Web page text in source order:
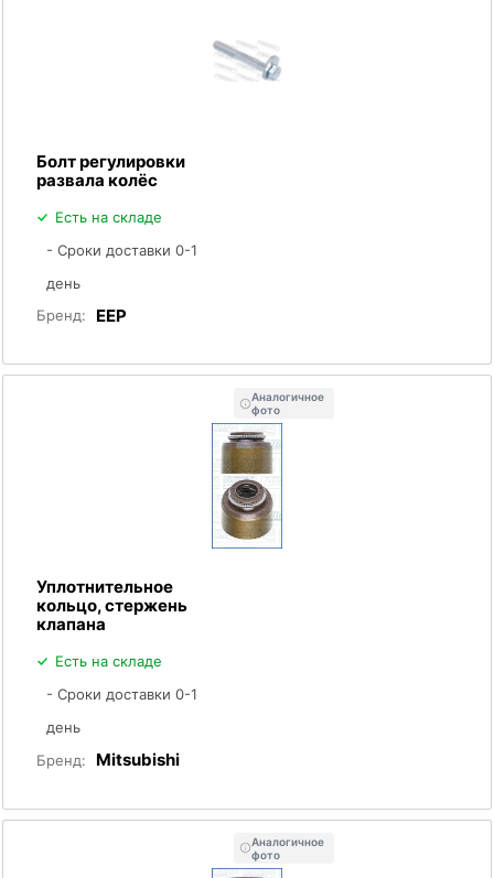
Болт регулировки
развала колёс
Есть на складе
- Сроки доставки 0-1
день
Бренд:
EEP
Аналогичное
фото
Уплотнительное
кольцо, стержень
клапана
Есть на складе
- Сроки доставки 0-1
день
Бренд:
Mitsubishi
Аналогичное
фото